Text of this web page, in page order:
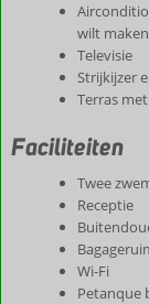
wilt
Televisie
Strijkijzer
Terras
Faciliteiten
Twee
Receptie
Wi-Fi
Petanque